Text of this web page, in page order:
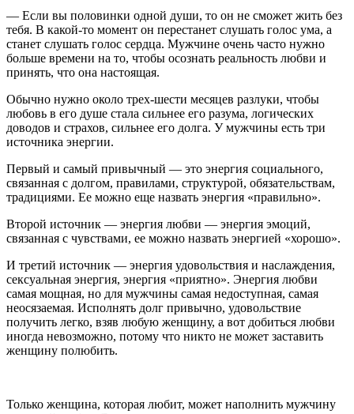
— Если вы половинки одной души, то он не сможет жить без
тебя. В какой-то момент он перестанет слушать голос ума, а
станет слушать голос сердца. Мужчине очень часто нужно
больше времени на то, чтобы осознать реальность любви и
принять, что она настоящая.
Обычно нужно около трех-шести месяцев разлуки, чтобы
любовь в его душе стала сильнее его разума, логических
доводов и страхов, сильнее его долга. У мужчины есть три
источника энергии.
Первый и самый привычный — это энергия социального,
связанная с долгом, правилами, структурой, обязательствам,
традициями. Ее можно еще назвать энергия «правильно».
Второй источник — энергия любви — энергия эмоций,
связанная с чувствами, ее можно назвать энергией «хорошо».
И третий источник — энергия удовольствия и наслаждения,
сексуальная энергия, энергия «приятно». Энергия любви
самая мощная, но для мужчины самая недоступная, самая
неосязаемая. Исполнять долг привычно, удовольствие
получить легко, взяв любую женщину, а вот добиться любви
иногда невозможно, потому что никто не может заставить
женщину полюбить.
Только женщина, которая любит, может наполнить мужчину